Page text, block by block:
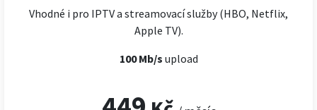
Vhodné i pro IPTV a streamovací služby (HBO, Netflix,
Apple TV).
100 Mb/s upload